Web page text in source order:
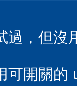
過，但沒
可開關的